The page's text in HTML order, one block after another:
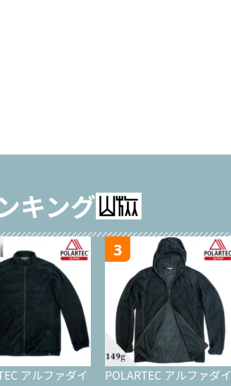
キング
アルファダイ
3
POLARTEC アルファダイ